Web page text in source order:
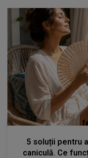
5 soluții pentru
caniculă. Ce